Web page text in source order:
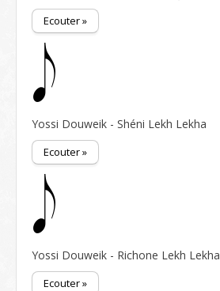
Ecouter »
Yossi Douweik - Shéni Lekh Lekha
Ecouter »
Yossi Douweik - Richone Lekh Lekha
Ecouter »